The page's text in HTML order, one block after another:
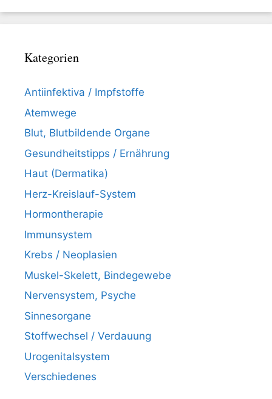
Kategorien
Antiinfektiva / Impfstoffe
Atemwege
Blut, Blutbildende Organe
Gesundheitstipps / Ernährung
Haut (Dermatika)
Herz-Kreislauf-System
Hormontherapie
Immunsystem
Krebs / Neoplasien
Muskel-Skelett, Bindegewebe
Nervensystem, Psyche
Sinnesorgane
Stoffwechsel / Verdauung
Urogenitalsystem
Verschiedenes